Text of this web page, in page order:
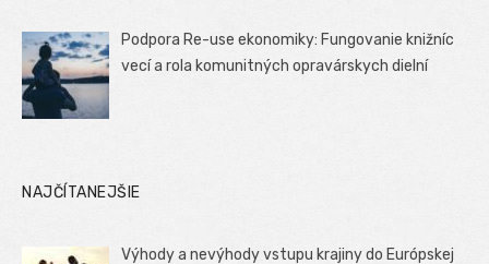
Podpora Re-use ekonomiky: Fungovanie knižníc
vecí a rola komunitných opravárskych dielní
NAJČÍTANEJŠIE
Výhody a nevýhody vstupu krajiny do Európskej